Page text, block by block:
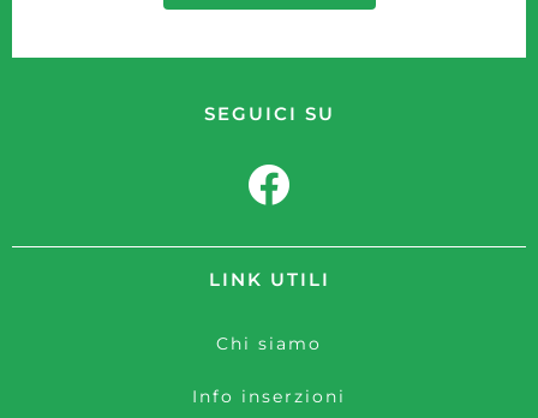
LINK UTILI
Chi siamo
Info inserzioni
SEGUICI SU